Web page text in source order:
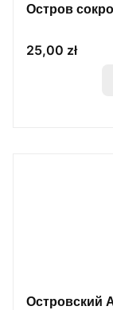
Остров
Цена
25,00 zł
Островский